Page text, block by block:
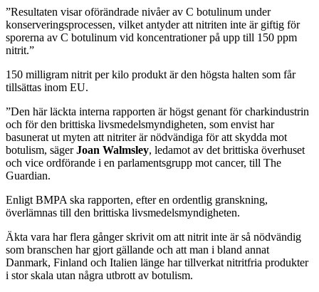
”Resultaten visar oförändrade nivåer av C botulinum under
konserveringsprocessen, vilket antyder att nitriten inte är giftig för
sporerna av C botulinum vid koncentrationer på upp till 150 ppm
nitrit.”
150 milligram nitrit per kilo produkt är den högsta halten som får
tillsättas inom EU.
”Den här läckta interna rapporten är högst genant för charkindustrin
och för den brittiska livsmedelsmyndigheten, som envist har
basunerat ut myten att nitriter är nödvändiga för att skydda mot
botulism, sägerJoan Walmsley, ledamot av det brittiska överhuset
och vice ordförande i en parlamentsgrupp mot cancer, till The
Guardian.
Enligt BMPA ska rapporten, efter en ordentlig granskning,
överlämnas till den brittiska livsmedelsmyndigheten.
Äkta vara har flera gånger skrivit om att nitrit inte är så nödvändig
som branschen har gjort gällande och att man i bland annat
Danmark, Finland och Italien länge har tillverkat nitritfria produkter
i stor skala utan några utbrott av botulism.